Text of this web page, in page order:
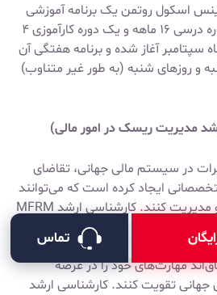
اسکول روتمن یک برنامه آموزشی
دو ساله است که شامل دوره درسی ۱۶ ماهه و یک دوره کارآموزی ۴
سپتامبر آغاز شده و برنامه هفتگی آن
و روزهای شنبه (به طور غیر متناوب)
در سیستم مالی جهانی، تقاضای
ایجاد کرده است که می‌توانند
ریسک را تعریف، ارزیابی و مدیریت کنند. کارشناسی ارشد MFRM
یک دوره آموزشی متمرکز است. این
با رزومه تحصیلی و حرفه‌ای قوی
مهارت‌های خود را در عرصه
جهانی تقویت کنند. کارشناسی ارشد
تماس